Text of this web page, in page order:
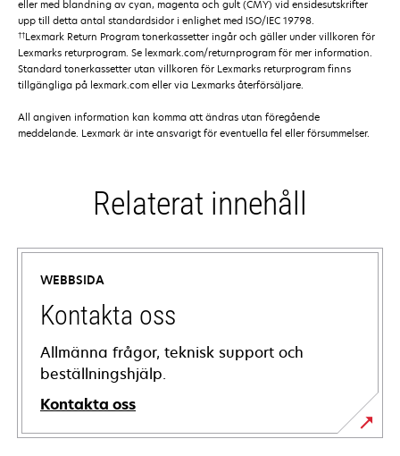
eller med blandning av cyan, magenta och gult (CMY) vid ensidesutskrifter
upp till detta antal standardsidor i enlighet med ISO/IEC 19798.
††Lexmark Return Program tonerkassetter ingår och gäller under villkoren för
Lexmarks returprogram. Se lexmark.com/returnprogram för mer information.
Standard tonerkassetter utan villkoren för Lexmarks returprogram finns
tillgängliga på lexmark.com eller via Lexmarks återförsäljare.
All angiven information kan komma att ändras utan föregående
meddelande. Lexmark är inte ansvarigt för eventuella fel eller försummelser.
Relaterat innehåll
WEBBSIDA
Kontakta oss
Allmänna frågor, teknisk support och
beställningshjälp.
Kontakta oss